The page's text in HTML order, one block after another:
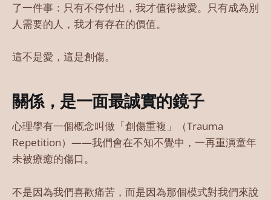
了一件事：只有不停付出，我才值得被愛。只有成為別
人需要的人，我才有存在的價值。
這不是愛，這是創傷。
關係，是一面最誠實的鏡子
心理學有一個概念叫做「創傷重複」（Trauma
Repetition）——我們會在不知不覺中，一再重演童年
未被療癒的傷口。
不是因為我們喜歡痛苦，而是因為那個模式對我們來說